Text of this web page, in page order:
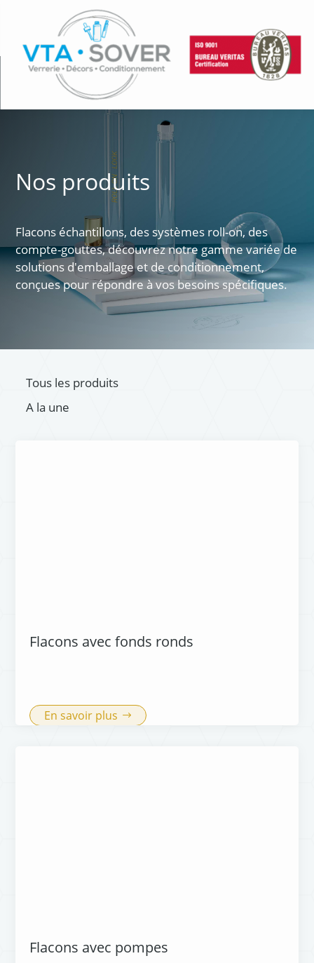
Nos produits
Flacons échantillons, des systèmes roll-on, des
compte-gouttes, découvrez notre gamme variée de
solutions d'emballage et de conditionnement,
conçues pour répondre à vos besoins spécifiques.
Tous les produits
A la une
Flacons avec fonds ronds
En savoir plus
Flacons avec pompes